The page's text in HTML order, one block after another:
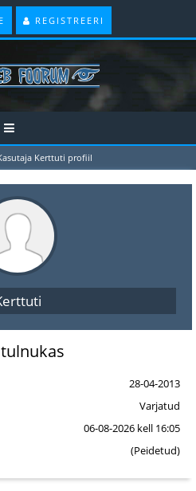
REGISTREERI
Kerttuti profiil
28-04-2013
Varjatud
06-08-2026 kell 16:05
(Peidetud)